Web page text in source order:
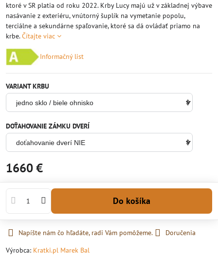
ktoré v SR platia od roku 2022. Krby Lucy majú už v základnej výbave
nasávanie z exteriéru, vnútorný šuplík na vymetanie popolu,
terciálne a sekundárne spaľovanie, ktoré sa dá ovládať priamo na
krbe.Čítajte viac
Informačný list
VARIANT KRBU
DOŤAHOVANIE ZÁMKU DVERÍ
1660 €
Do košíka
Napíšte nám čo hľadáte, radi Vám pomôžeme.
Doručenia
Výrobca: Kratki.pl Marek Bal